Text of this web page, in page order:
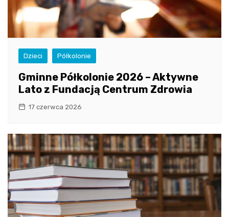
Dzieci Półkolonie
Gminne Półkolonie 2026 – Aktywne
Lato z Fundacją Centrum Zdrowia
17 czerwca 2026